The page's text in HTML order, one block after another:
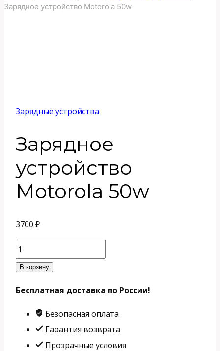
Зарядное устройство Motorola 50w
Зарядные устройства
Зарядное
устройство
Motorola 50w
3700 ₽
Количество
товара
устройство
Motorola
50w
В корзину
Бесплатная доставка по России!
Безопасная оплата
Гарантия возврата
Прозрачные условия